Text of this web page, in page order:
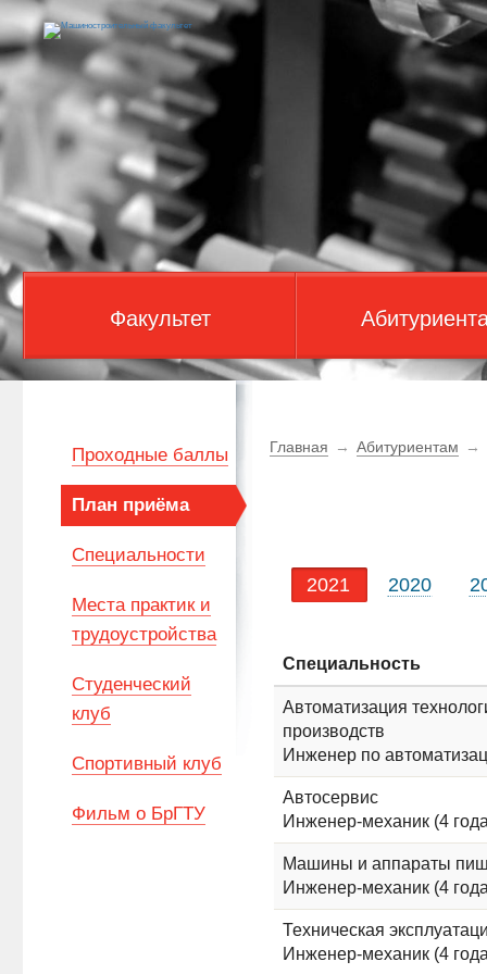
Факультет
Главная → Абитуриентам →
2021 2020
Специальность
Автоматизация
производств
Инженер по
Автосервис
Инженер-механик (4
Машины и аппараты
Инженер-механик (4
Техническая
Инженер-механик (4
Проходные баллы
План приёма
Специальности
Места практик и
трудоустройства
Студенческий
клуб
Спортивный клуб
Фильм о БрГТУ